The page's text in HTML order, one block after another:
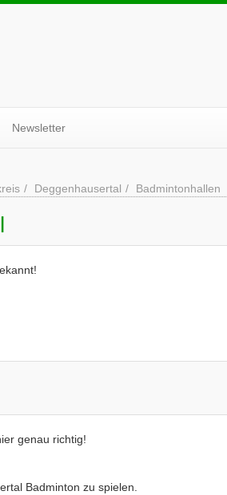
Newsletter
Deggenhausertal Badmintonhallen
genau richtig!
Badminton zu spielen.